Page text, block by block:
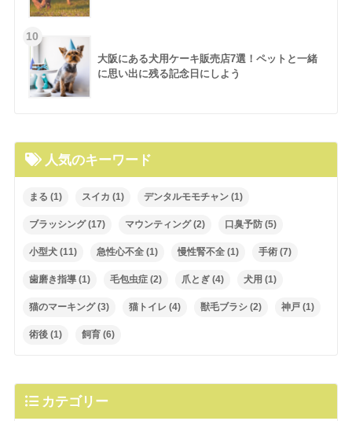
大阪にある犬用ケーキ販売店7選！ペットと一緒
に思い出に残る記念日にしよう
人気のキーワード
まる (1) スイカ (1) デンタルモモチャン(1)
ブラッシング(17) マウンティング(2) 口臭予防(5)
小型犬(11) 急性心不全(1) 慢性腎不全(1) 手術(7)
歯磨き指導(1) 毛包虫症(2) 爪とぎ(4) 犬用 (1)
猫のマーキング(3) 猫トイレ (4) 獣毛ブラシ(2) 神戸(1)
術後(1) 飼育(6)
カテゴリー